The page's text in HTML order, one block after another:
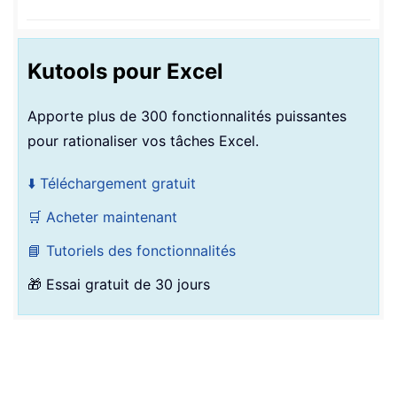
Kutools pour Excel
Apporte plus de 300 fonctionnalités puissantes
pour rationaliser vos tâches Excel.
⬇️ Téléchargement gratuit
🛒 Acheter maintenant
📘 Tutoriels des fonctionnalités
🎁 Essai gratuit de 30 jours